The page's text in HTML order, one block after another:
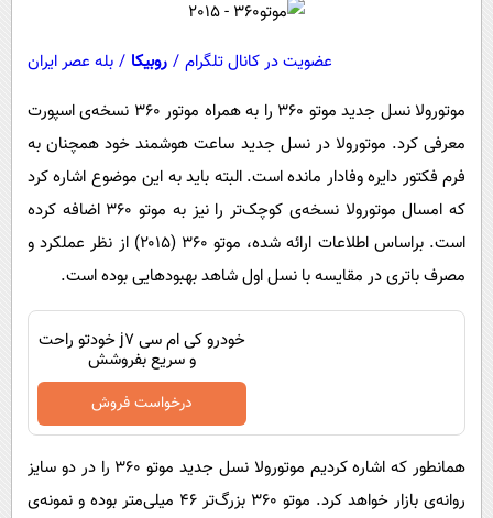
فناوری
گوناگون
محیط زیست
سلامت
فرهنگی
بین الملل
حیات وحش
سیاست خارجی
روانشناسی
آشپزی
عضویت در کانال تلگرام / روبیکا / بله عصر ایران
موتورولا نسل جدید موتو ۳۶۰ را به همراه موتور ۳۶۰ نسخه‌ی اسپورت
معرفی کرد. موتورولا در نسل جدید ساعت هوشمند خود همچنان به
فرم فکتور دایره وفادار مانده است. البته باید به این موضوع اشاره کرد
که امسال موتورولا نسخه‌ی کوچک‌تر را نیز به موتو ۳۶۰ اضافه کرده
است. براساس اطلاعات ارائه شده، موتو ۳۶۰ (۲۰۱۵) از نظر عملکرد و
مصرف باتری در مقایسه با نسل اول شاهد بهبود‌هایی بوده است.
خودرو کی ام سی j7 خودتو راحت
و سریع بفروشش
درخواست فروش
همانطور که اشاره کردیم موتورولا نسل جدید موتو ۳۶۰ را در دو سایز
روانه‌ی بازار خواهد کرد. موتو ۳۶۰ بزرگ‌تر ۴۶ میلی‌متر بوده و نمونه‌ی